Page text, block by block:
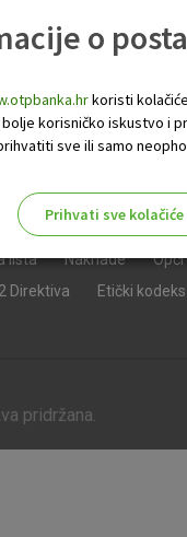
lista Naknade
Direktiva Etički kodeks
pridržana.
o
koristi
korisničko iskustvo i
sve ili samo
Prihvati sve kolačiće